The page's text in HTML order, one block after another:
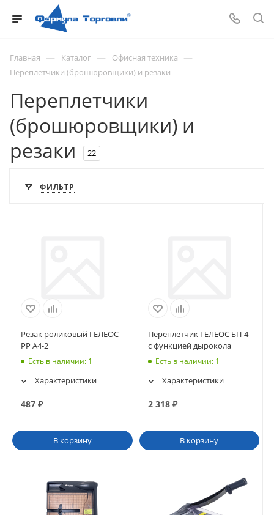
Главная — Каталог — Офисная техника —
Переплетчики (брошюровщики) и резаки
Переплетчики
(брошюровщики) и
резаки
22
ФИЛЬТР
Резак роликовый ГЕЛЕОС
РР А4-2
Есть в наличии: 1
Характеристики
487 ₽
В корзину
Переплетчик ГЕЛЕОС БП-4
с функцией дырокола
Есть в наличии: 1
Характеристики
2 318₽
В корзину